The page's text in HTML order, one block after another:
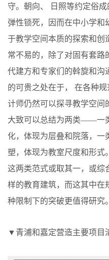
守。朝向、 日照等约定俗
弹性锁死，因而在中小学和
于教学空间本质的探索和创
常不易的，除了对固有套路
代建方和专家们的斡旋和沟
的可贵之处在于， 在各种
计师仍然可以探寻教学空间
大致可以总结为两类——一
化，体现为层叠和院落，一
塑，体现为教室尺度和形式
这两类范式或取其一，或综
样的教育建筑，而这其中在
种限制下的突破更值得研究。
▼青浦和嘉定营造主要项目